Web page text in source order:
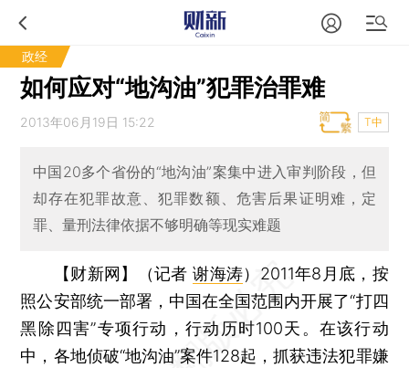
政经
如何应对“地沟油”犯罪治罪难
2013年06月19日 15:22 T中
中国20多个省份的“地沟油”案集中进入审判阶段，但
却存在犯罪故意、犯罪数额、危害后果证明难，定
罪、量刑法律依据不够明确等现实难题
【财新网】（记者谢海涛） 2011年8月底，按
照公安部统一部署，中国在全国范围内开展了“打四
黑除四害”专项行动，行动历时100天。在该行动
中，各地侦破“地沟油”案件128起，抓获违法犯罪嫌